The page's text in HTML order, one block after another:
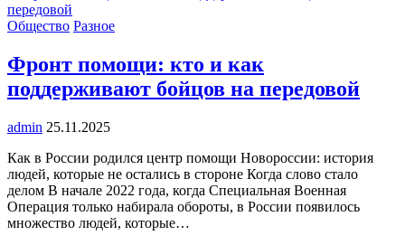
Общество Разное
Фронт помощи: кто и как
поддерживают бойцов на передовой
admin 25.11.2025
Как в России родился центр помощи Новороссии: история
людей, которые не остались в стороне Когда слово стало
делом В начале 2022 года, когда Специальная Военная
Операция только набирала обороты, в России появилось
множество людей, которые…